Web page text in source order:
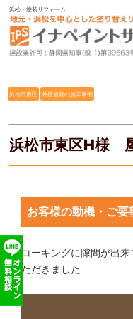
浜松・塗装リフォーム
浜松市東区 外壁塗装の施工事例
浜松市東区H様
お客様の動機・ご要
コーキングに隙間が出
ただきました